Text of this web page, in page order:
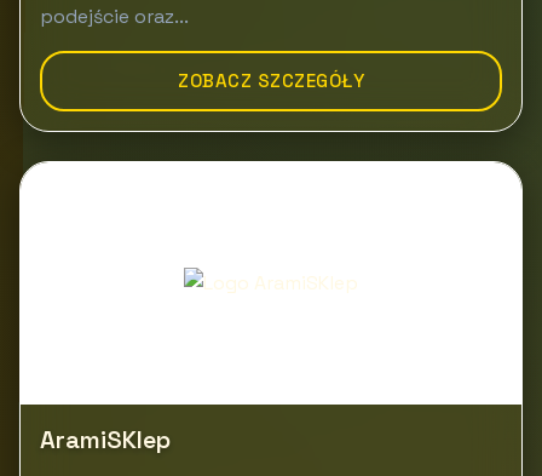
podejście oraz...
ZOBACZ SZCZEGÓŁY
AramiSKlep